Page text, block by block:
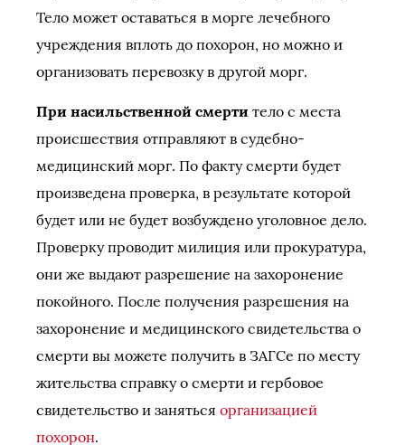
Тело может оставаться в морге лечебного
учреждения вплоть до похорон, но можно и
организовать перевозку в другой морг.
При насильственной смерти тело с места
происшествия отправляют в судебно-
медицинский морг. По факту смерти будет
произведена проверка, в результате которой
будет или не будет возбуждено уголовное дело.
Проверку проводит милиция или прокуратура,
они же выдают разрешение на захоронение
покойного. После получения разрешения на
захоронение и медицинского свидетельства о
смерти вы можете получить в ЗАГСе по месту
жительства справку о смерти и гербовое
свидетельство и заняться организацией
похорон.